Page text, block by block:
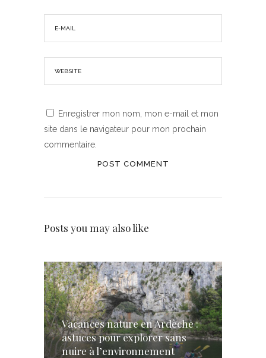
Enregistrer mon nom, mon e-mail et mon
site dans le navigateur pour mon prochain
commentaire.
Posts you may also like
Vacances nature en Ardèche :
astuces pour explorer sans
nuire à l’environnement